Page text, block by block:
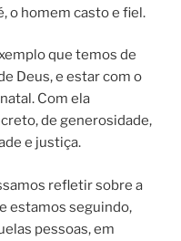
o homem casto e fiel.
que temos de
Deus, e estar com o
Com ela
de generosidade,
e justiça.
refletir sobre a
estamos seguindo,
pessoas, em